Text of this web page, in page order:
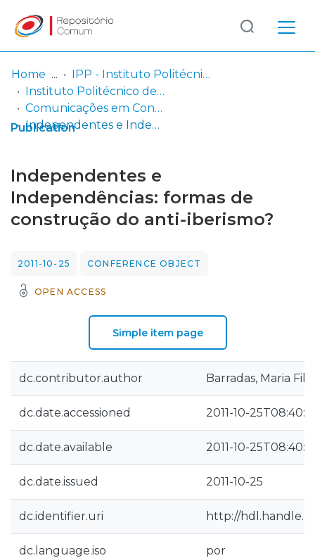
Communities
& Collections
Statistics
Log
In
(current)
Home
IPP - Instituto Politécnico de Portalegre
Instituto Politécnico de Portalegre
Comunicações em Congressos
Independentes e Independências: formas de construção do anti-iberismo?
Publication
Independentes e
Independências: formas de
construção do anti-iberismo?
2011-10-25 CONFERENCE OBJECT
OPEN ACCESS
Simple item page
dc.contributor.author Barradas, Maria
dc.date.accessioned 2011-10-
dc.date.available 2011-10-
dc.date.issued 2011-10-25
dc.identifier.uri http://
dc.language.iso por